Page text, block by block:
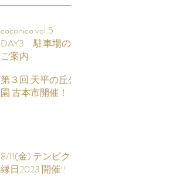
coconico vol.5
DAY3 駐車場の
ご案内
第３回 天平の丘公
園 古本市開催！
8/11(金) テンピク
縁日2023 開催!!